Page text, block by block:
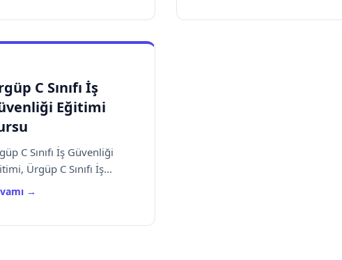
C Sınıfı İş
Eğitimi
C Sınıfı İş Güvenliği
Ürgüp C Sınıfı İş...
→